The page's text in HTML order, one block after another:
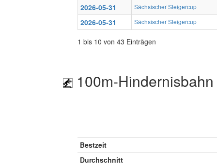
2026-05-31 Sächsischer Steigercup
2026-05-31 Sächsischer Steigercup
1 bis 10 von 43 Einträgen
100m-
Bestzeit
Durchschnitt